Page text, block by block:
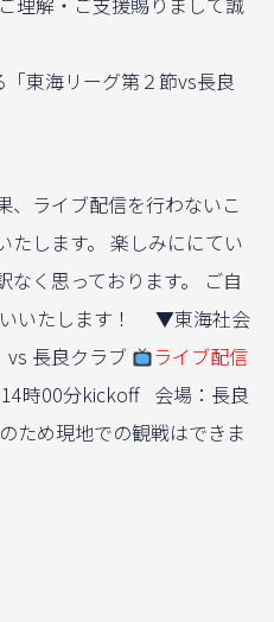
東海リーグ第２節vs長良
、ライブ配信を行わないこ
たします。 楽しみににてい
なく思っております。 ご自
いいたします！ ▼東海社会
長良クラブ
ライブ配信
時00分kickoff 会場：長良
ため現地での観戦はできま